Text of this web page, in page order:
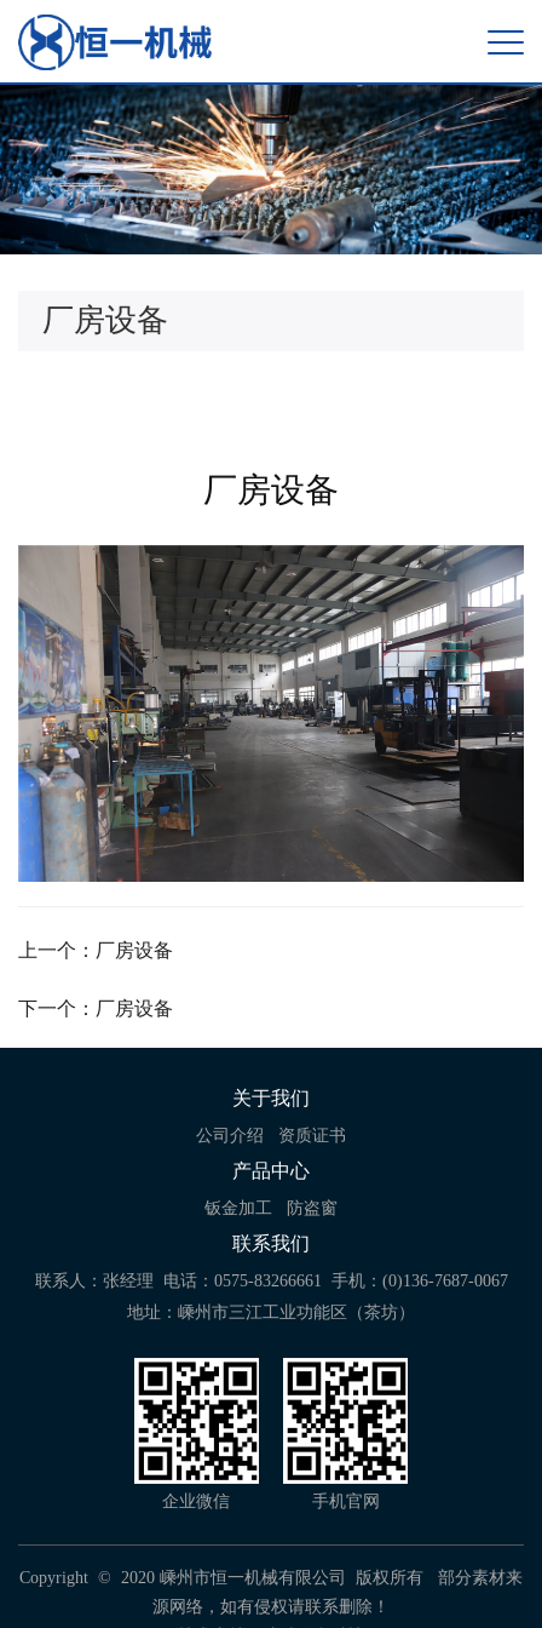
厂房设备
厂房设备
上一个：厂房设备
下一个：厂房设备
关于我们
公司介绍 资质证书
产品中心
钣金加工 防盗窗
联系我们
联系人：张经理 电话：0575-83266661 手机：(0)136-7687-0067
地址：嵊州市三江工业功能区（茶坊）
企业微信 手机官网
Copyright © 2020 嵊州市恒一机械有限公司 版权所有 部分素材来
源网络，如有侵权请联系删除！